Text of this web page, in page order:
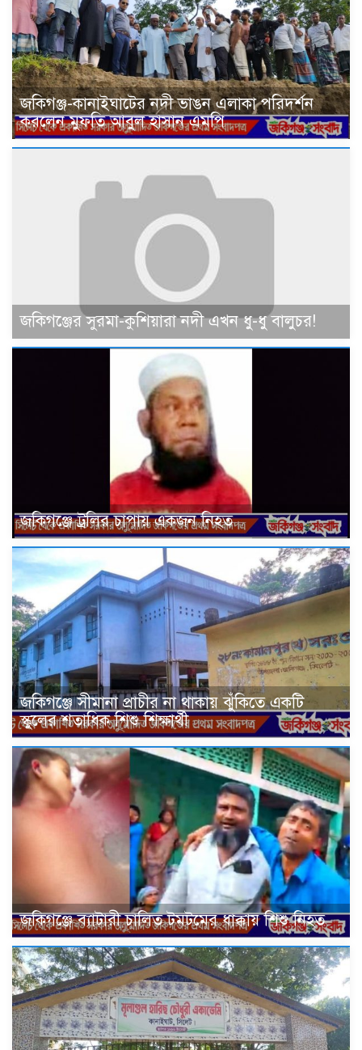
জকিগঞ্জ-কানাইঘাটের নদী ভাঙন এলাকা পরিদর্শন
করলেন মুফতি আবুল হাসান এমপি
জকিগঞ্জের সুরমা-কুশিয়ারা নদী এখন ধু-ধু বালুচর!
জকিগঞ্জে ট্রলির চাপায় একজন নিহত
জকিগঞ্জে সীমানা প্রাচীর না থাকায় ঝুঁকিতে একটি
স্কুলের শতাধিক শিশু শিক্ষার্থী
জকিগঞ্জে ব্যাটারী চালিত টমটমের ধাক্কায় শিশু নিহত